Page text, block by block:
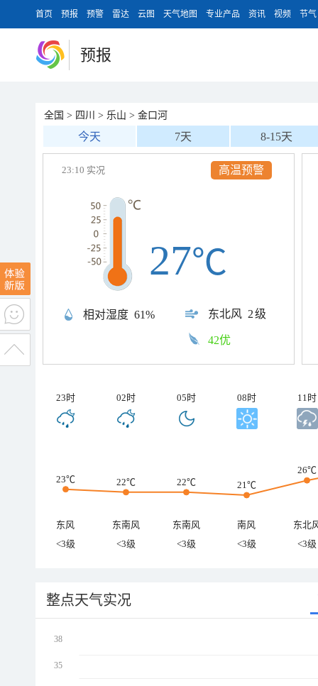
首页 预报 预警 雷达 云图 天气地图 专业产品 资讯 视频 节气
预报
全国 > 四川 > 乐山 > 金口河
今天 7天 8-15天
23:10 实况
相对湿度 61% 东北风 2级
27℃
42优
高温预警
23时 02时 05时 08时 11时
23℃ 22℃ 22℃ 21℃
26℃
东风 东南风 东南风 南风
东北
<3级
<3级 <3级 <3级 <3级
整点天气实况
38
35